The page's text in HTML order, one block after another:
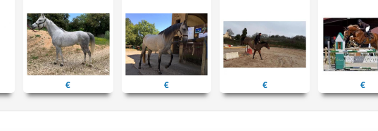
€ € € €